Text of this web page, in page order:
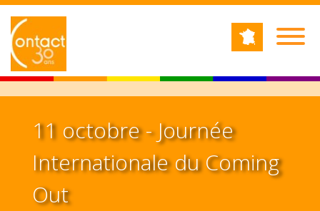
Jump to navigation
Formulaire de recherche
RECHERCHE
11 octobre - Journée
Internationale du Coming
Out